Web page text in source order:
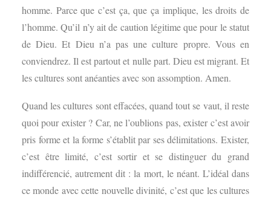
homme. Parce que c’est ça, que ça implique, les droits de
l’homme. Qu’il n’y ait de caution légitime que pour le statut
de Dieu. Et Dieu n’a pas une culture propre. Vous en
conviendrez. Il est partout et nulle part. Dieu est migrant. Et
les cultures sont anéanties avec son assomption. Amen.
Quand les cultures sont effacées, quand tout se vaut, il reste
quoi pour exister ? Car, ne l’oublions pas, exister c’est avoir
pris forme et la forme s’établit par ses délimitations. Exister,
c’est être limité, c’est sortir et se distinguer du grand
indifférencié, autrement dit : la mort, le néant. L’idéal dans
ce monde avec cette nouvelle divinité, c’est que les cultures